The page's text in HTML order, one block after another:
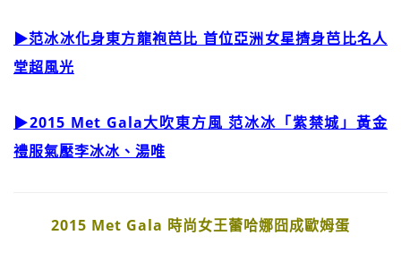
▶范冰冰化身東方龍袍芭比 首位亞洲女星擠身芭比名人
堂超風光
▶2015 Met Gala大吹東方風 范冰冰「紫禁城」黃金
禮服氣壓李冰冰、湯唯
2015 Met Gala 時尚女王蕾哈娜囧成歐姆蛋